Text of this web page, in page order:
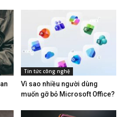
Tin tức công nghệ
Vì sao nhiều người dùng
muốn gỡ bỏ Microsoft Office?